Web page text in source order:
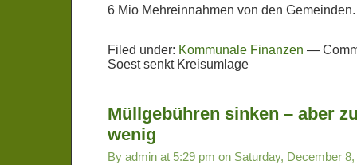
6 Mio Mehreinnahmen von den Gemeinden.
Filed under: Kommunale Finanzen —
Soest senkt Kreisumlage
Müllgebühren sinken – aber
wenig
By admin at 5:29 pm on Saturday, December 8,